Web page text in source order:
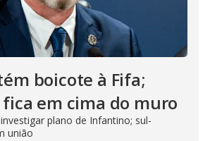
boicote à Fifa;
em cima do muro
plano de Infantino; sul-
união